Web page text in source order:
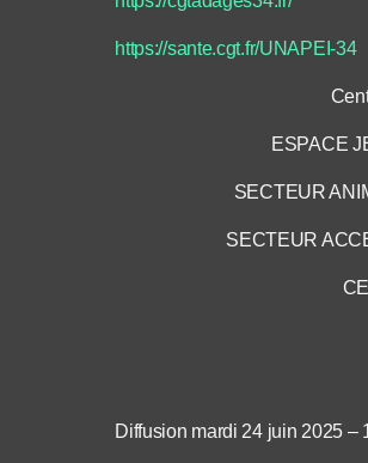
https://sante.cgt.fr/UNAPEI-34
ESPACE
SECTEUR
SECTEUR
Diffusion mardi 24 juin 2025 –